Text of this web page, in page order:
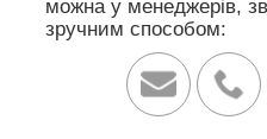
можна у менеджерів,
зручним способом: